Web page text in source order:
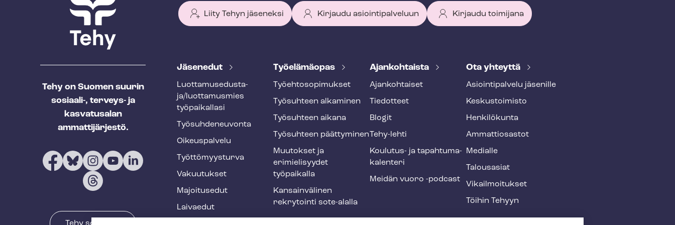
Tehy on Suomen suurin
sosiaali-, terveys- ja
kasvatusalan
ammattijärjestö.
Liity Tehyn jäseneksi Kirjaudu asiointipalveluun Kirjaudu toimijana
T
h
y
f
o
o
t
e
r
Jäsenedut
Luot­ta­muse­dus­ta­
ja/luottamusmies
työpaikallasi
Työ­suh­de­neu­von­ta
Oikeuspalvelu
Työt­tö­myys­tur­va
Vakuutukset
Majoitusedut
Laivaedut
Työelämäopas
Työ­eh­to­so­pi­muk­set
Työsuhteen alkaminen
Työsuhteen aikana
Työsuhteen päättyminen
Muutokset ja
erimielisyydet
työpaikalla
Kansainvälinen
rekrytointi sote-alalla
Ajankohtaista
Ajankohtaiset
Tiedotteet
Blogit
Tehy-lehti
Koulutus- ja ta­pah­tu­ma­
ka­len­te­ri
Meidän vuoro -podcast
Ota yhteyttä
Asioin­ti­pal­ve­lu jäsenille
Keskustoimisto
Henkilökunta
Ammattiosastot
Medialle
Talousasiat
Vi­kail­moi­tuk­set
Töihin Tehyyn